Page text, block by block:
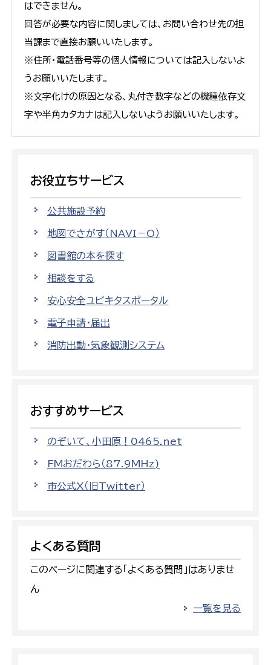
はできません。
回答が必要な内容に関しましては、お問い合わせ先の担
当課まで直接お願いいたします。
※住所・電話番号等の個人情報については記入しないよ
うお願いいたします。
※文字化けの原因となる、丸付き数字などの機種依存文
字や半角カタカナは記入しないようお願いいたします。
お役立ちサービス
公共施設予約
地図でさがす（NAVI－O）
図書館の本を探す
相談をする
安心安全ユビキタスポータル
電子申請・届出
消防出動・気象観測システム
おすすめサービス
のぞいて、小田原！0465.net
FMおだわら（87.9MHz)
市公式X（旧Twitter）
よくある質問
このページに関連する「よくある質問」はありませ
ん
一覧を見る